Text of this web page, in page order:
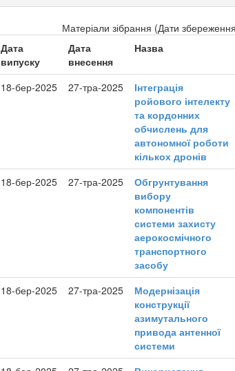
Матеріали зібрання (Дати
Дата
випуску
Дата
внесення
Назва
18-бер-2025 27-тра-2025
Інтеграція
ройового інтелекту
та кордонних
обчислень для
автономної роботи
кількох дронів
18-бер-2025 27-тра-2025
Обгрунтування
вибору
компонентів
системи захисту
аерокосмічного
транспортного
засобу
18-бер-2025 27-тра-2025
Модернізація
конструкції
азимутального
привода антенної
системи